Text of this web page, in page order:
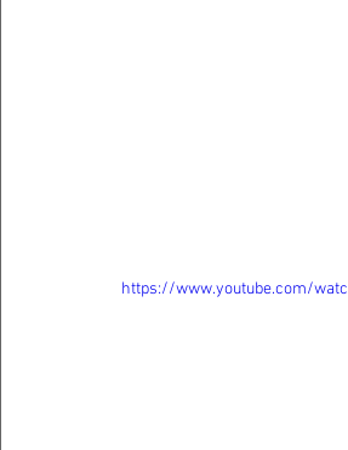
https://www.youtube.com/